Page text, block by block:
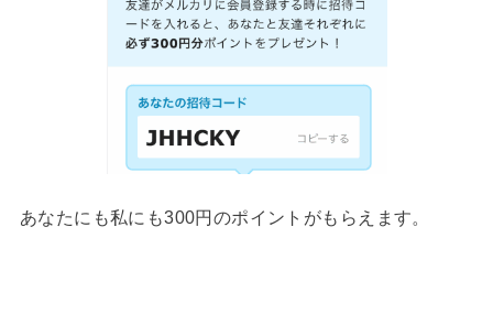
あなたにも私にも300円のポイントがもらえます。